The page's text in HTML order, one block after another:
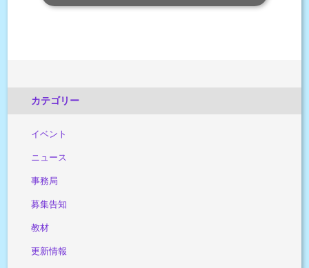
カテゴリー
イベント
ニュース
事務局
募集告知
教材
更新情報